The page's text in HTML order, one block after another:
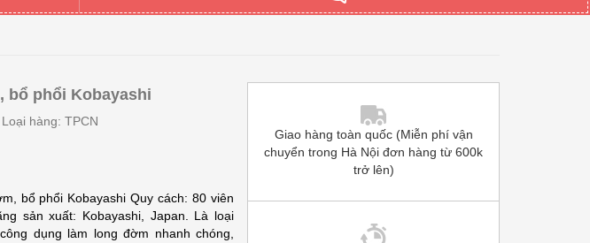
bổ phổi Kobayashi
Loại hàng: TPCN
bổ phổi Kobayashi Quy cách: 80 viên
sản xuất: Kobayashi, Japan. Là loại
dụng làm long đờm nhanh chóng,
Giao hàng toàn quốc (Miễn phí vận
chuyển trong Hà Nội đơn hàng từ 600k
trở lên)